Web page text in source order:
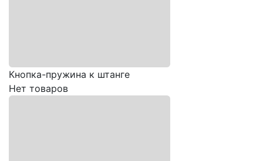
Кнопка-пружина к штанге
Нет товаров